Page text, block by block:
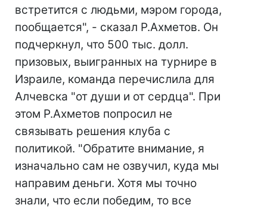
встретится с людьми, мэром города,
пообщается", - сказал Р.Ахметов. Он
подчеркнул, что 500 тыс. долл.
призовых, выигранных на турнире в
Израиле, команда перечислила для
Алчевска "от души и от сердца". При
этом Р.Ахметов попросил не
связывать решения клуба с
политикой. "Обратите внимание, я
изначально сам не озвучил, куда мы
направим деньги. Хотя мы точно
знали, что если победим, то все